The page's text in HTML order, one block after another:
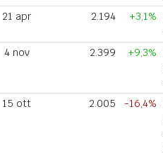
21 apr 2.194 +3,1%
4 nov 2.399 +9,3%
15 ott 2.005 -16,4%